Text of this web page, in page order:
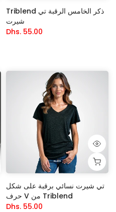
Triblend ذكر الخامس الرقبة تي
شيرت
Dhs. 55.00
تي شيرت نسائي برقبة على شكل
حرف V من Triblend
Dhs. 55.00